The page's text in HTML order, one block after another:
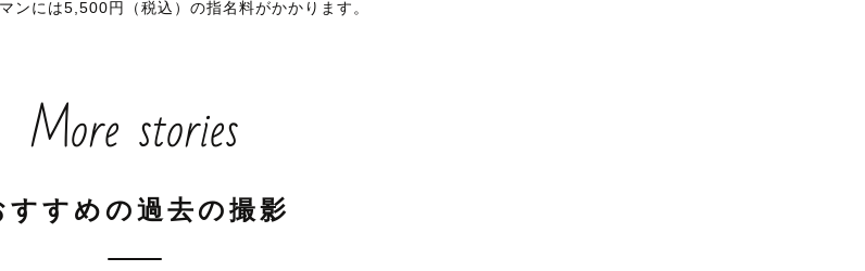
とんどだと思います。
ンには5,500円（税込）の指名料がかかります。
More stories
すすめの過去の撮影